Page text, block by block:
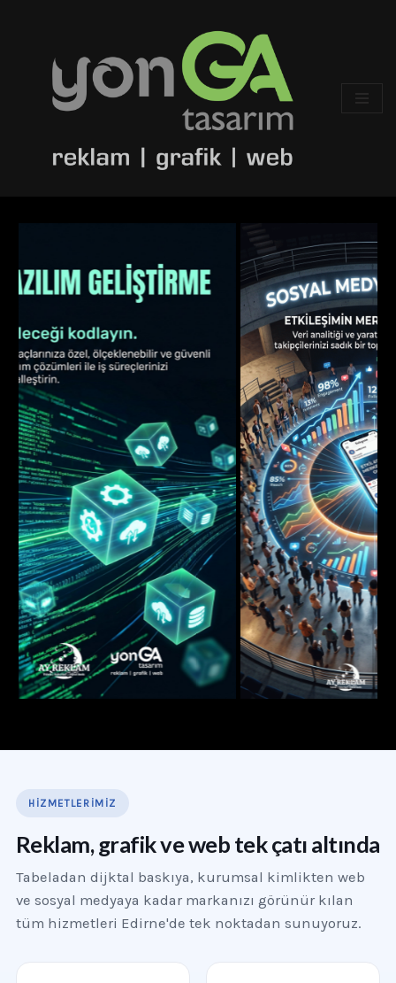
HIZMETLERIMIZ
Reklam, grafik ve web tek çatı altında
Tabeladan dijktal baskıya, kurumsal kimlikten web
ve sosyal medyaya kadar markanızı görünür kılan
tüm hizmetleri Edirne'de tek noktadan sunuyoruz.